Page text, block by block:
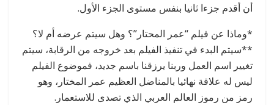
أن أقدم جزءا ثانيا بنفس مستوى الجزء الأول.
*وماذا عن فيلم “عمر المحتار”؟ وهل سيتم عرضه أم لا؟
**سيتم البدء في تنفيذ الفيلم بعد خروجه من الرقابة، سيتم
تغيير اسم العمل وربنا يرزقنا باسم جديد، فموضوع الفيلم
ليس له علاقة نهائيا بالمناضل العظيم عمر المختار، وهو
رمز من رموز العالم العربي الذي تصدى للاستعمار.